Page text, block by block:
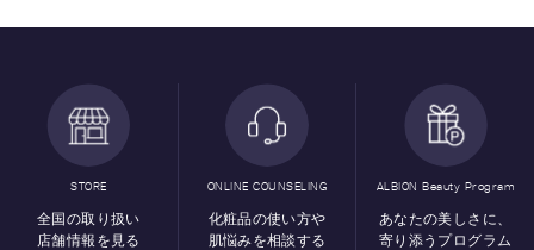
STORE
全国の取り扱い
店舗情報を見る
ONLINE COUNSELING
化粧品の使い方や
肌悩みを相談する
ALBION Beauty Program
あなたの美しさに、
寄り添うプログラム